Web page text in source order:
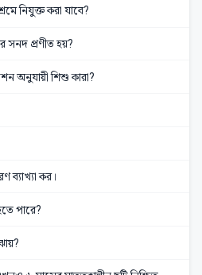
নিযুক্ত করা যাবে?
সনদ প্রণীত হয়?
অনুযায়ী শিশু কারা?
ব্যাখ্যা কর।
পারে?